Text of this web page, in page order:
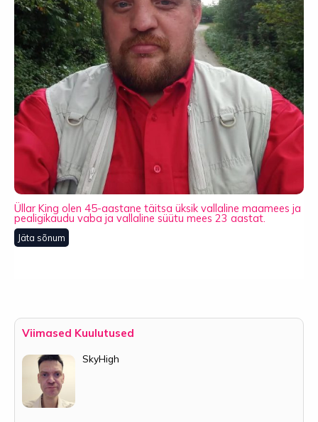
Üllar King olen 45-aastane täitsa üksik vallaline maamees ja
pealigikaudu vaba ja vallaline süütu mees 23 aastat.
Jäta sõnum
Viimased Kuulutused
SkyHigh